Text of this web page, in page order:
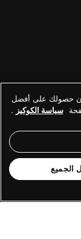
حصولك على أفضل
سياسة الكوكيز .
الجميع